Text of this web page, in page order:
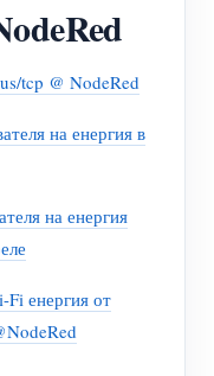
tcp @ NodeRed
на енергия в
на енергия
Fi енергия от